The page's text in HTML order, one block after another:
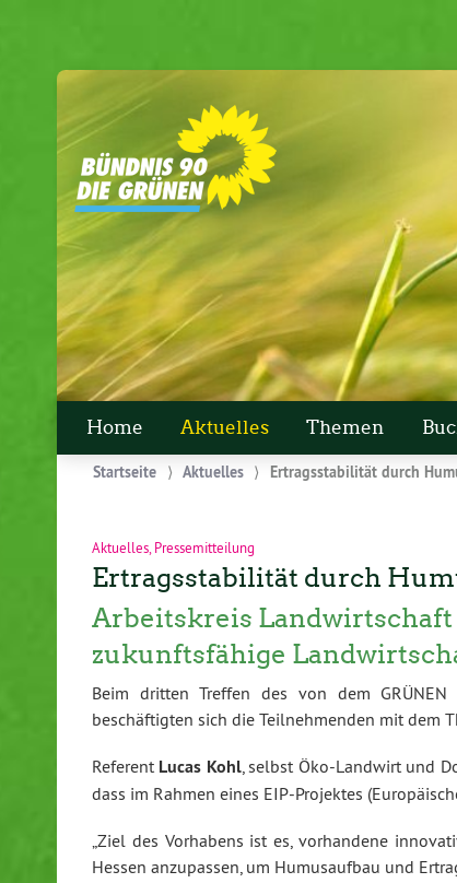
Home Aktuelles Themen
Startseite ⟩ Aktuelles ⟩ Ertragsstabilität durch
Aktuelles,Pressemitteilung
Ertragsstabilität durch
Arbeitskreis
zukunftsfähige
Beim dritten Treffen des von dem GRÜNEN
beschäftigten sich die Teilnehmenden mit dem
Referent Lucas Kohl, selbst Öko-Landwirt und
dass im Rahmen eines EIP-Projektes
„Ziel des Vorhabens ist es, vorhandene
Hessen anzupassen, um Humusaufbau und